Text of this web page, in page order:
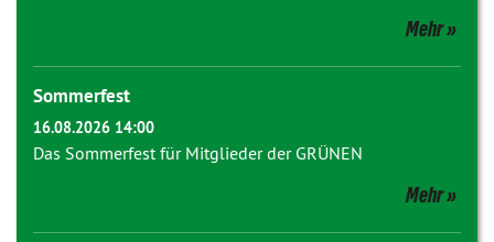
Mehr
Sommerfest
16.08.2026 14:00
Das Sommerfest für Mitglieder der GRÜNEN
Mehr